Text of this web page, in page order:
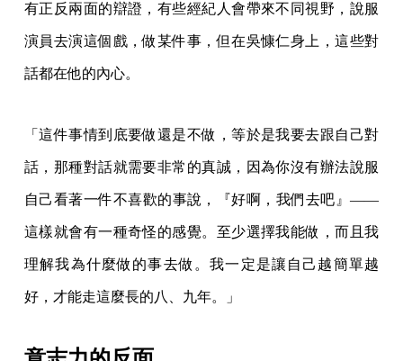
有正反兩面的辯證，有些經紀人會帶來不同視野，說服
演員去演這個戲，做某件事，但在吳慷仁身上，這些對
話都在他的內心。
「這件事情到底要做還是不做，等於是我要去跟自己對
話，那種對話就需要非常的真誠，因為你沒有辦法說服
自己看著一件不喜歡的事說，『好啊，我們去吧』——
這樣就會有一種奇怪的感覺。至少選擇我能做，而且我
理解我為什麼做的事去做。我一定是讓自己越簡單越
好，才能走這麼長的八、九年。」